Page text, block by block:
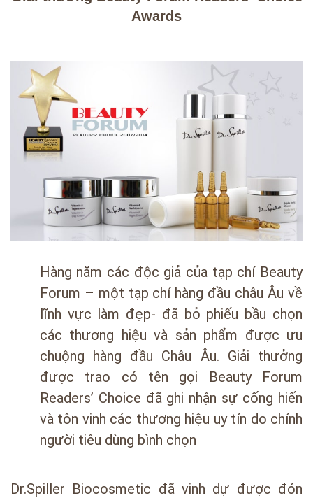
Awards
Hàng năm các độc giả của tạp chí Beauty
Forum – một tạp chí hàng đầu châu Âu về
lĩnh vực làm đẹp- đã bỏ phiếu bầu chọn
các thương hiệu và sản phẩm được ưu
chuộng hàng đầu Châu Âu. Giải thưởng
được trao có tên gọi Beauty Forum
Readers’ Choice đã ghi nhận sự cống hiến
và tôn vinh các thương hiệu uy tín do chính
người tiêu dùng bình chọn
Dr.Spiller Biocosmetic đã vinh dự được đón